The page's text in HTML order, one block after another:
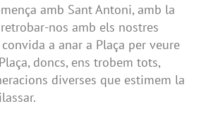
amb Sant Antoni, amb la
nos amb els nostres
a anar a Plaça per veure
doncs, ens trobem tots,
diverses que estimem la